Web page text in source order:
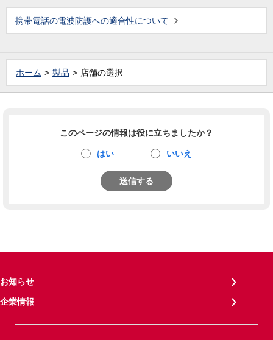
携帯電話の電波防護への適合性について
ホーム 製品 店舗の選択
このページの情報は役に立ちましたか？
はい いいえ
送信する
お知らせ
企業情報